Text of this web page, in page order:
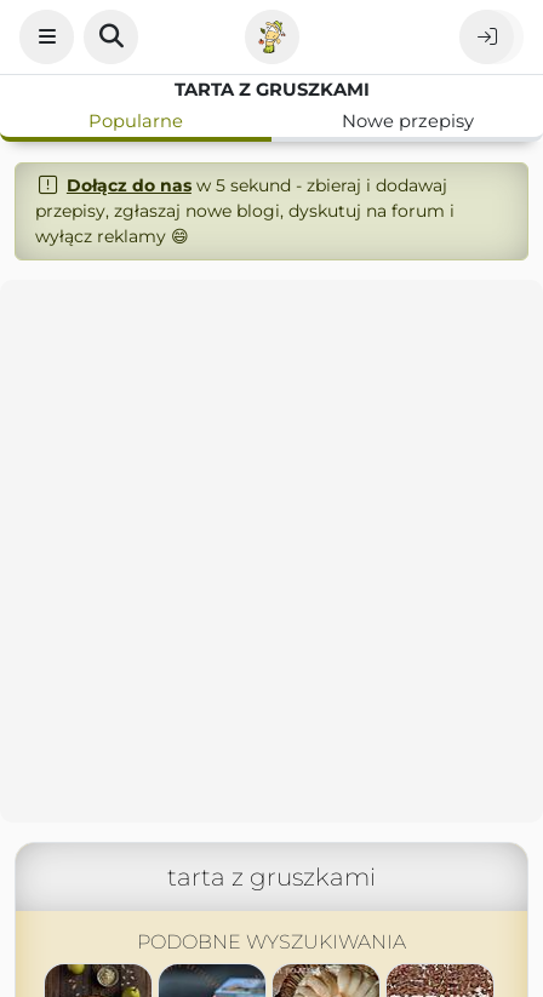
TARTA Z GRUSZKAMI
Popularne
Nowe przepisy
Dołącz do nasw 5 sekund - zbieraj i dodawaj
przepisy, zgłaszaj nowe blogi, dyskutuj na forum i
wyłącz reklamy 😄
tarta z gruszkami
PODOBNE WYSZUKIWANIA